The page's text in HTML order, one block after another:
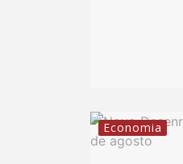
Economia